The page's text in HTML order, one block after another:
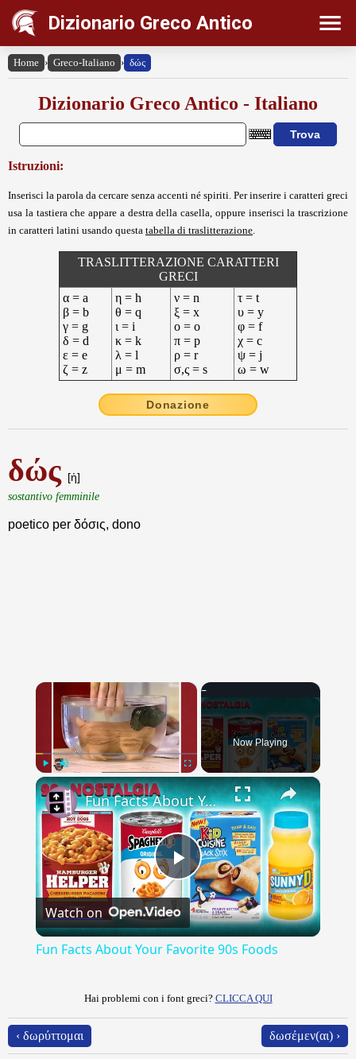
Dizionario Greco Antico
Home › Greco-Italiano › δώς
Dizionario Greco Antico - Italiano
Istruzioni:
Inserisci la parola da cercare senza accenti né spiriti. Per inserire i caratteri greci
usa la tastiera che appare a destra della casella, oppure inserisci la trascrizione
in caratteri latini usando questa tabella di traslitterazione
TRASLITTERAZIONE CARATTERI
GRECI
α = a
β = b
γ = g
δ = d
ε = e
ζ = z
η = h
θ = q
ι = i
κ = k
λ = l
μ = m
ν = n
ξ = x
ο = o
π = p
ρ = r
σ,ς = s
τ = t
υ = y
φ = f
χ = c
ψ = j
ω = w
Donazione
δώς [ἡ]
sostantivo femminile
poetico per δόσις, dono
×
Play Unmute
Now Playing
×
Play
Video
Fun Facts About Your Favorite 90s Foods
Watch on
Fun Facts About Your Favorite 90s Foods
Hai problemi con i font greci? CLICCA QUI
‹ δωρύττομαι δωσέμεν(αι) ›